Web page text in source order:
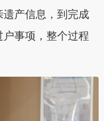
产信息，到完成
事项，整个过程